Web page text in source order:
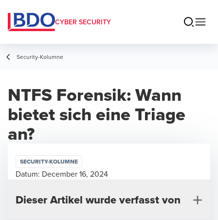
CYBER SECURITY
Security-Kolumne
NTFS Forensik: Wann
bietet sich eine Triage
an?
SECURITY-KOLUMNE
Datum: December 16, 2024
Dieser Artikel wurde verfasst von